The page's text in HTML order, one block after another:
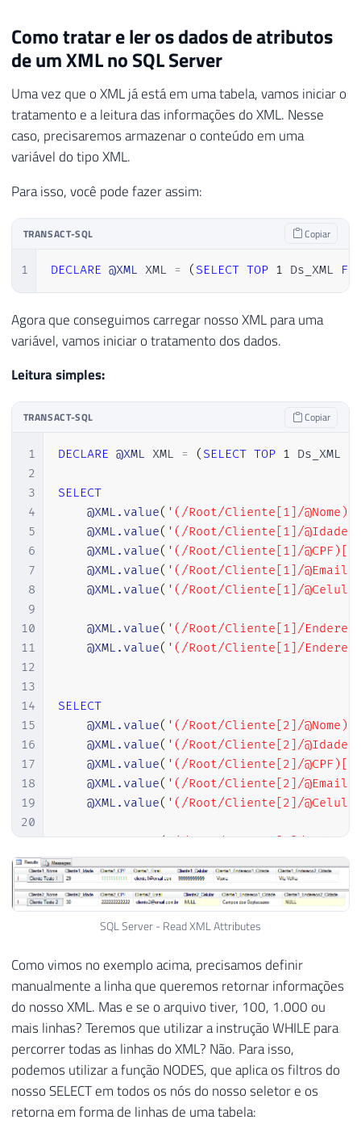
Como tratar e ler os dados de atributos
de um XML no SQL Server
Uma vez que o XML já está em uma tabela, vamos iniciar o
tratamento e a leitura das informações do XML. Nesse
caso, precisaremos armazenar o conteúdo em uma
variável do tipo XML.
Para isso, você pode fazer assim:
TRANSACT-SQL Copiar
1 DECLARE @XML XML = ( SELECT TOP 1 Ds_XML
Agora que conseguimos carregar nosso XML para uma
variável, vamos iniciar o tratamento dos dados.
Leitura simples:
TRANSACT-SQL Copiar
1
2
3
4
5
6
7
8
9
10
11
12
13
14
15
16
17
18
19
20
21
22
DECLARE @XML XML = ( SELECT TOP 1 Ds_XML
SELECT
@XML.value( '(/Root/Cliente[1]/
@XML.value( '(/Root/Cliente[1]/
@XML.value( '(/Root/Cliente[1]/
@XML.value( '(/Root/Cliente[1]/
@XML.value( '(/Root/Cliente[1]/
@XML.value( '(/Root/Cliente[1]/
@XML.value( '(/Root/Cliente[1]/
SELECT
@XML.value( '(/Root/Cliente[2]/
@XML.value( '(/Root/Cliente[2]/
@XML.value( '(/Root/Cliente[2]/
@XML.value( '(/Root/Cliente[2]/
@XML.value( '(/Root/Cliente[2]/
@XML.value('(/Root/Cliente[2]/
@XML.value('(/Root/Cliente[2]/
SQL Server - Read XML Attributes
Como vimos no exemplo acima, precisamos definir
manualmente a linha que queremos retornar informações
do nosso XML. Mas e se o arquivo tiver, 100, 1.000 ou
mais linhas? Teremos que utilizar a instrução WHILE para
percorrer todas as linhas do XML? Não. Para isso,
podemos utilizar a função NODES, que aplica os filtros do
nosso SELECT em todos os nós do nosso seletor e os
retorna em forma de linhas de uma tabela: